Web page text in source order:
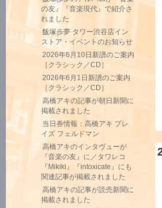
の友』『音楽現代』で紹介さ
れました
飯塚歩夢 タワー渋谷店イン
ストア・イベントのお知らせ
2026年6月10日新譜のご案内
［クラシック／CD］
2026年6月1日新譜のご案内
［クラシック／CD］
高橋アキの記事が朝日新聞に
掲載されました
当日券情報：高橋アキ プレ
イズ フェルドマン
高橋アキのインタヴューが
『音楽の友』に／タワレコ
『Mikiki』『intoxicate』にも
関連記事が掲載されました
高橋アキの記事が読売新聞に
掲載されました